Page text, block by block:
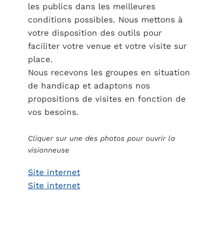
les publics dans les meilleures
conditions possibles. Nous mettons à
votre disposition des outils pour
faciliter votre venue et votre visite sur
place.
Nous recevons les groupes en situation
de handicap et adaptons nos
propositions de visites en fonction de
vos besoins.
Cliquer sur une des photos pour ouvrir la
visionneuse
Site internet
Site internet